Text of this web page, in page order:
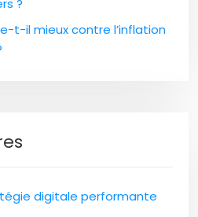
?
t-il mieux contre l’inflation
digitale performante